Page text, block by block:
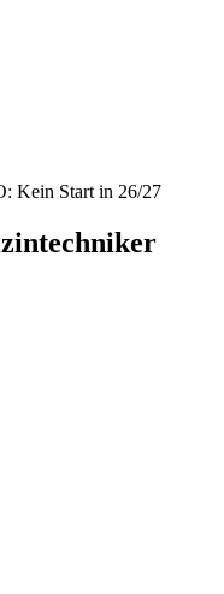
Kein Start in 26/27